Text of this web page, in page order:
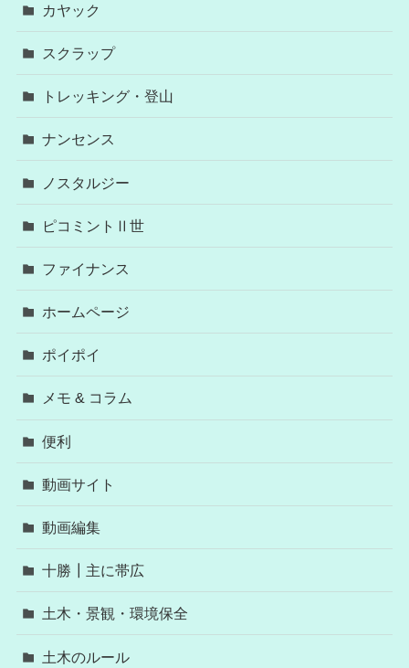
カヤック
スクラップ
トレッキング・登山
ナンセンス
ノスタルジー
ピコミントⅡ世
ファイナンス
ホームページ
ポイポイ
メモ & コラム
便利
動画サイト
動画編集
十勝┃主に帯広
土木・景観・環境保全
土木のルール